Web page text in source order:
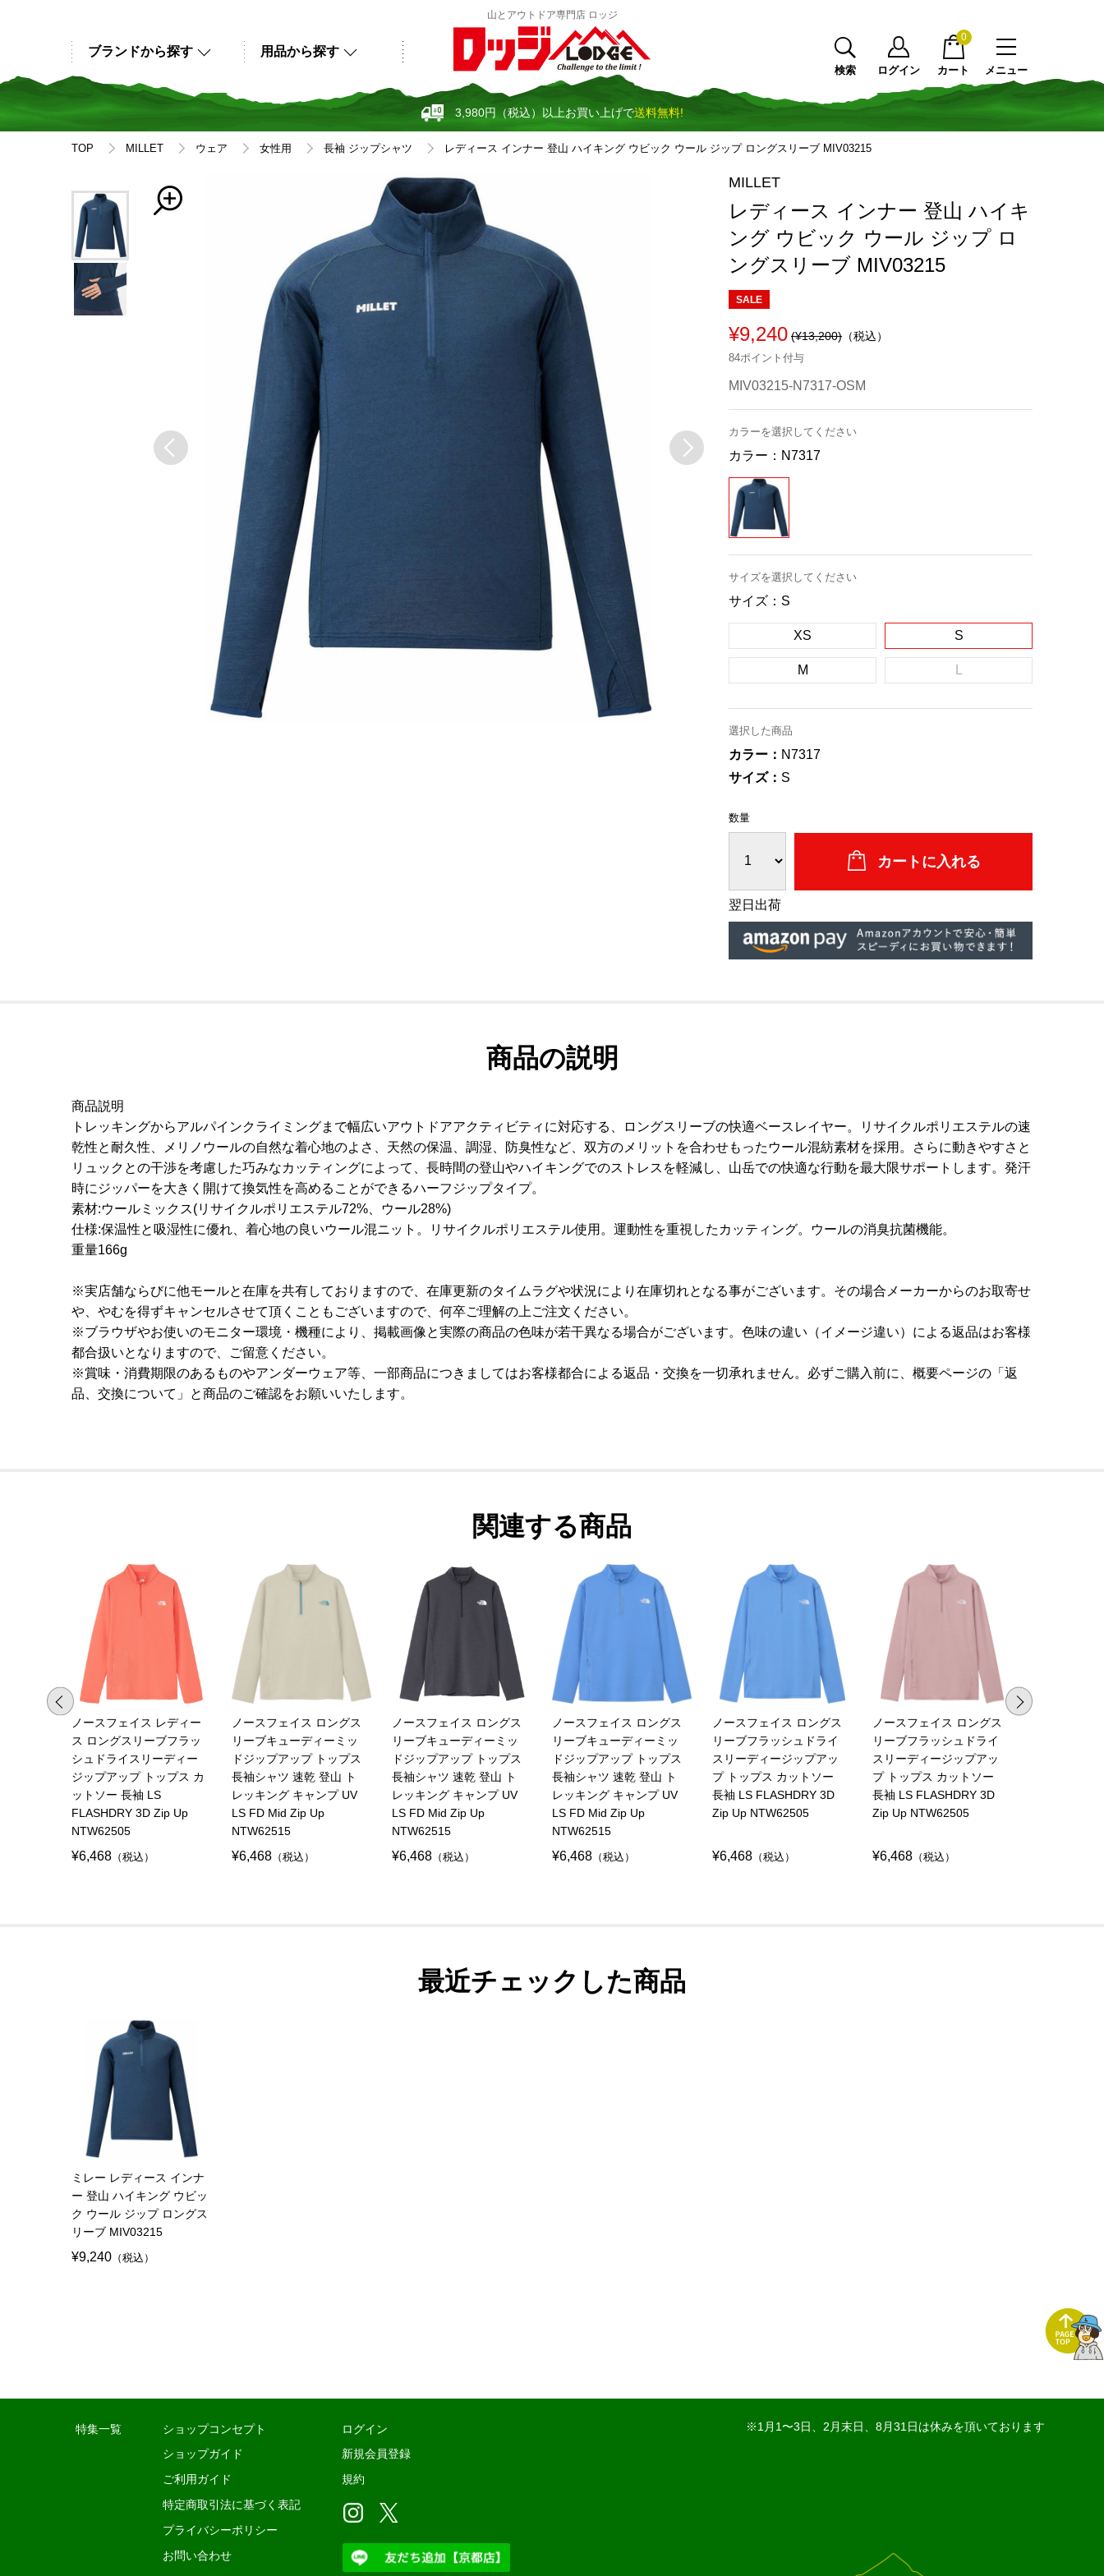
山とアウトドア専門店 ロッジ
3,980円（税込）以上お買い上げで送料無料!
用品から探す
ブランドから探す
メニュー
検索 ログイン カート
0
TOP MILLET ウェア 女性用 長袖 ジップシャツ レディース インナー 登山 ハイキング ウビック ウール ジップ ロングスリーブ MIV03215
MILLET
レディース インナー 登山 ハイキ
ング ウビック ウール ジップ ロ
ングスリーブ MIV03215
SALE
¥9,240 (¥13,200) （税込）
84ポイント付与
MIV03215-N7317-OSM
カラーを選択してください
カラー： N7317
サイズを選択してください
サイズ： S
XS S
M
選択した商品
カラー： N7317
サイズ： S
数量
翌日出荷
商品の説明
商品説明
トレッキングからアルパインクライミングまで幅広いアウトドアアクティビティに対応する、ロングスリーブの快適ベースレイヤー。リサイクルポリエステルの速
乾性と耐久性、メリノウールの自然な着心地のよさ、天然の保温、調湿、防臭性など、双方のメリットを合わせもったウール混紡素材を採用。さらに動きやすさと
リュックとの干渉を考慮した巧みなカッティングによって、長時間の登山やハイキングでのストレスを軽減し、山岳での快適な行動を最大限サポートします。発汗
時にジッパーを大きく開けて換気性を高めることができるハーフジップタイプ。
素材:ウールミックス(リサイクルポリエステル72%、ウール28%)
仕様:保温性と吸湿性に優れ、着心地の良いウール混ニット。リサイクルポリエステル使用。運動性を重視したカッティング。ウールの消臭抗菌機能。
重量166g
※実店舗ならびに他モールと在庫を共有しておりますので、在庫更新のタイムラグや状況により在庫切れとなる事がございます。その場合メーカーからのお取寄せ
や、やむを得ずキャンセルさせて頂くこともございますので、何卒ご理解の上ご注文ください。
※ブラウザやお使いのモニター環境・機種により、掲載画像と実際の商品の色味が若干異なる場合がございます。色味の違い（イメージ違い）による返品はお客様
都合扱いとなりますので、ご留意ください。
※賞味・消費期限のあるものやアンダーウェア等、一部商品につきましてはお客様都合による返品・交換を一切承れません。必ずご購入前に、概要ページの「返
品、交換について」と商品のご確認をお願いいたします。
関連する商品
ノースフェイス レディー
ス ロングスリーブフラッ
シュドライスリーディー
ジップアップ トップス カ
ットソー 長袖 LS
FLASHDRY 3D Zip Up
NTW62505
¥6,468 （税込）
ノースフェイス ロングス
リーブキューディーミッ
ドジップアップ トップス
長袖シャツ 速乾 登山 ト
レッキング キャンプ UV
LS FD Mid Zip Up
NTW62515
¥6,468 （税込）
ノースフェイス ロングス
リーブキューディーミッ
ドジップアップ トップス
長袖シャツ 速乾 登山 ト
レッキング キャンプ UV
LS FD Mid Zip Up
NTW62515
¥6,468 （税込）
ノースフェイス ロングス
リーブキューディーミッ
ドジップアップ トップス
長袖シャツ 速乾 登山 ト
レッキング キャンプ UV
LS FD Mid Zip Up
NTW62515
¥6,468 （税込）
ノースフェイス ロングス
リーブフラッシュドライ
スリーディージップアッ
プ トップス カットソー
長袖 LS FLASHDRY 3D
Zip Up NTW62505
¥6,468 （税込）
ノースフェイス ロングス
リーブフラッシュドライ
スリーディージップアッ
プ トップス カットソー
長袖 LS FLASHDRY 3D
Zip Up NTW62505
¥6,468 （税込）
最近チェックした商品
ミレー レディース インナ
ー 登山 ハイキング ウビッ
ク ウール ジップ ロングス
リーブ MIV03215
¥9,240 （税込）
特集一覧
ショップコンセプト
ショップガイド
ご利用ガイド
特定商取引法に基づく表記
プライバシーポリシー
お問い合わせ
ログイン
新規会員登録
規約
※1月1〜3日、2月末日、8月31日は休みを頂いております